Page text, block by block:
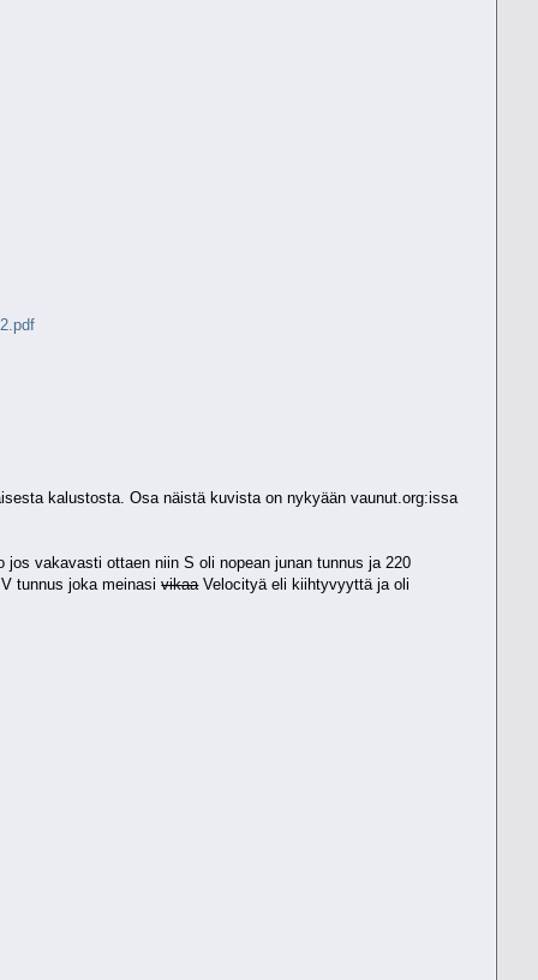
kalustosta. Osa näistä kuvista on nykyään vaunut.org:issa
vakavasti ottaen niin S oli nopean junan tunnus ja 220
tunnus joka meinasivikaaVelocityä eli kiihtyvyyttä ja oli